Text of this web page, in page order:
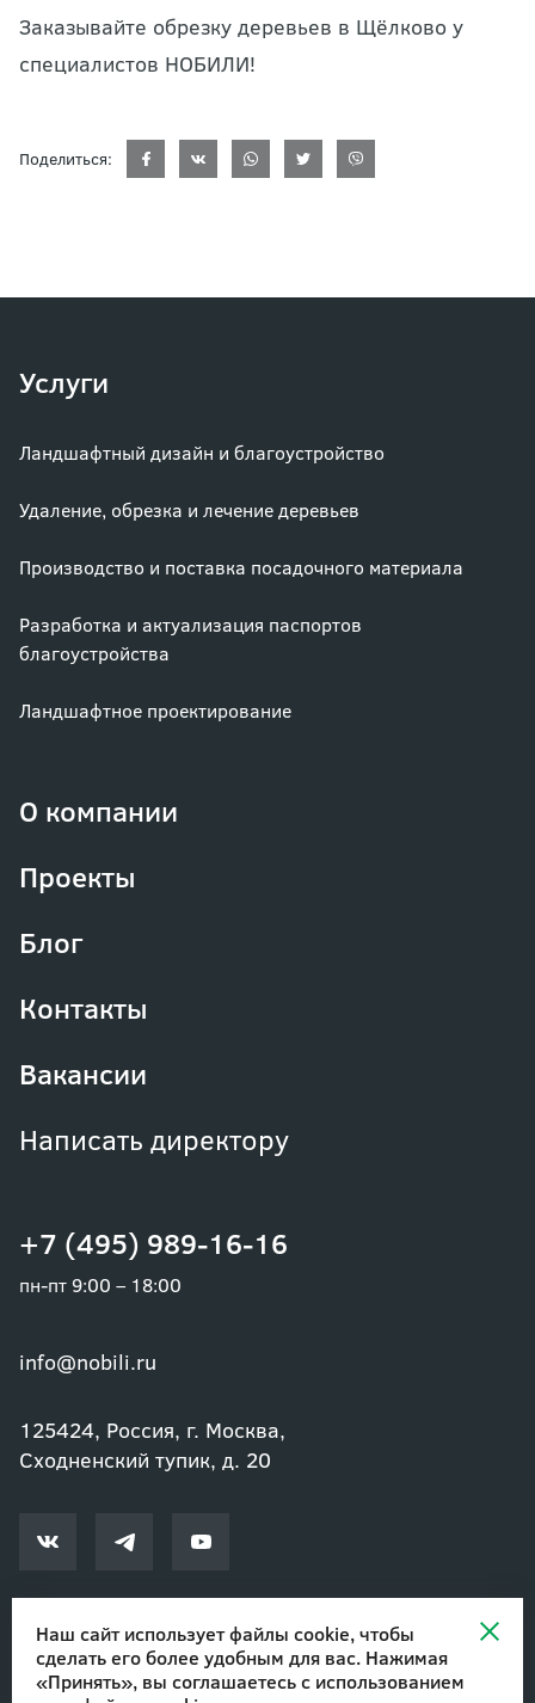
Наш сайт использует файлы cookie, чтобы
сделать его более удобным для вас. Нажимая
«Принять», вы соглашаетесь с использованием
Заказывайте обрезку деревьев в Щёлково у
специалистов НОБИЛИ!
Поделиться:
+7 (495) 989-16-16
пн-пт 9:00 – 18:00
info@nobili.ru
125424, Россия, г. Москва,
Сходненский тупик, д. 20
Услуги
Ландшафтный дизайн и благоустройство
Удаление, обрезка и лечение деревьев
Производство и поставка посадочного материала
Разработка и актуализация паспортов
благоустройства
Ландшафтное проектирование
О компании
Проекты
Блог
Контакты
Вакансии
Написать директору
© 2002-2026 Озеленение и благоустройство. ООО "Нобили"
Авторские права